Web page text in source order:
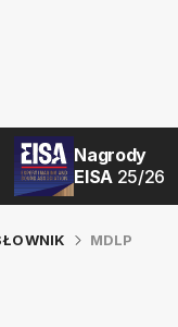
Nagrody
EISA 25/26
MDLP